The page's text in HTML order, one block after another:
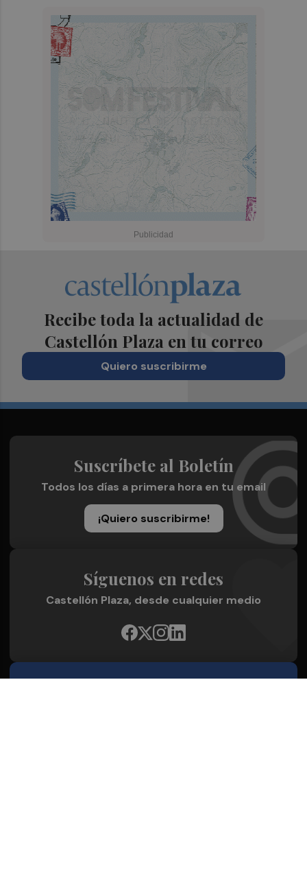
Recibe toda la actualidad de
Castellón Plaza en tu correo
Quiero suscribirme
Suscríbete al Boletín
Todos los días a primera hora en tu email
¡Quiero suscribirme!
Síguenos en redes
Castellón Plaza, desde cualquier medio